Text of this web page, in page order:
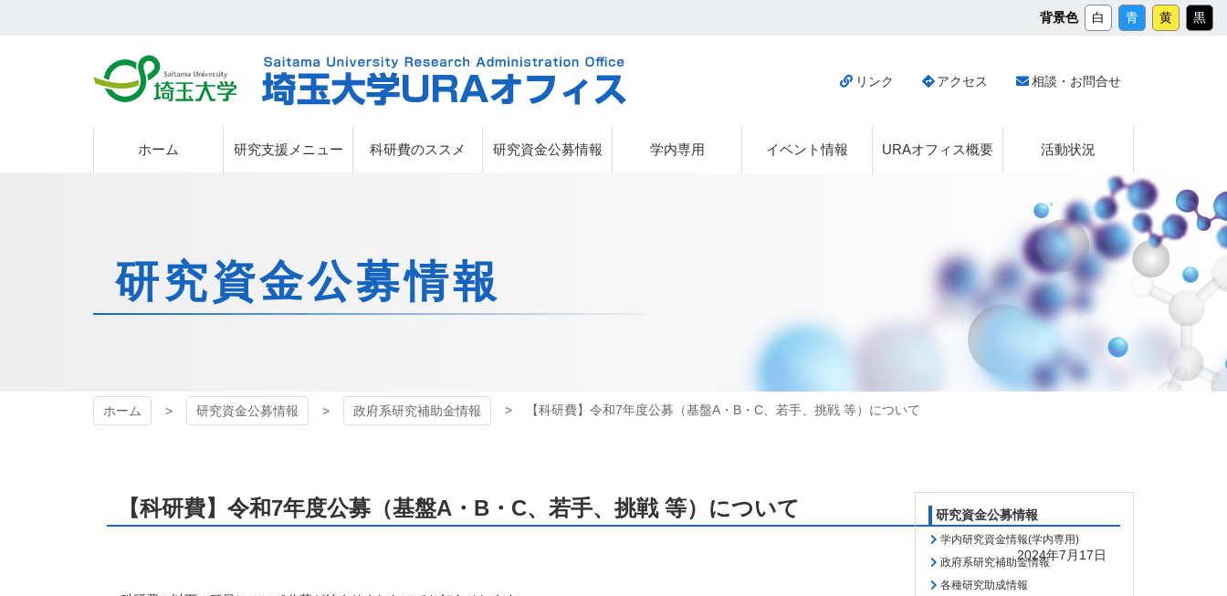
ン
プ
背景色 白 青 黄 黒
埼玉大学URAオフィス
埼玉大学
リンク アクセス 相談・お問合せ
ホーム 研究支援メニュー 科研費のススメ 研究資金公募情報 学内専用 イベント情報 URAオフィス概要 活動状況
研究資金公募情報
ホーム 研究資金公募情報 政府系研究補助金情報 【科研費】令和7年度公募（基盤A・B・C、若手、挑戦 等）について
研究資金公募情報
学内研究資金情報(学内専用)
政府系研究補助金情報
各種研究助成情報
【科研費】令和7年度公募（基盤A・B・C、若手、挑戦 等）について
2024年7月17日